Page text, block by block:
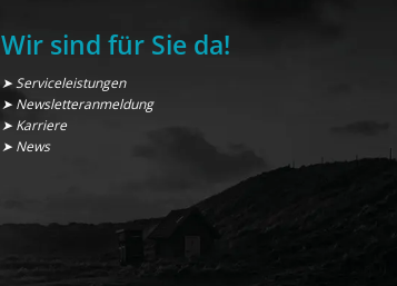
Wir sind für Sie da!
➤ Serviceleistungen
➤ Newsletteranmeldung
➤ Karriere
➤ News